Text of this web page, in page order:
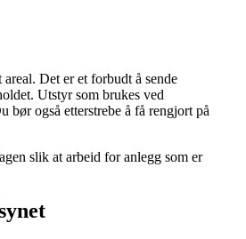
Det er et forbudt å sende
Utstyr som brukes ved
bør også etterstrebe å få rengjort på
slik at arbeid for anlegg som er